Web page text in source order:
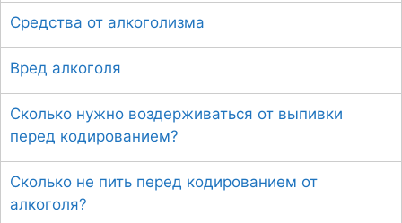
Средства от алкоголизма
Вред алкоголя
Сколько нужно воздерживаться от выпивки
перед кодированием?
Сколько не пить перед кодированием от
алкоголя?